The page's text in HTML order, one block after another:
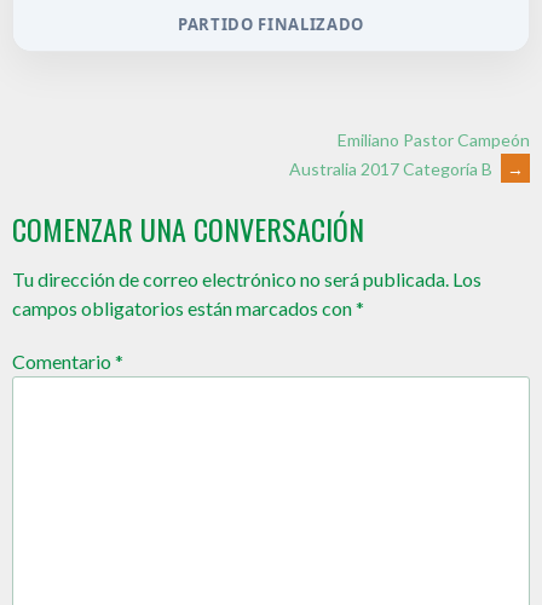
PARTIDO FINALIZADO
Emiliano Pastor Campeón
Australia 2017 Categoría B
→
COMENZAR UNA CONVERSACIÓN
Tu dirección de correo electrónico no será publicada. Los
campos obligatorios están marcados con*
Comentario*